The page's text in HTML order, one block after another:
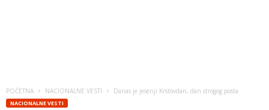
POČETNA NACIONALNE VESTI Danas je jesenji Krstovdan, dan strogog posta
NACIONALNE VESTI